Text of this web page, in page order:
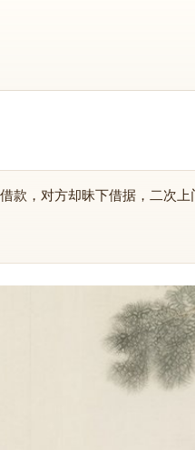
，对方却昧下借据，二次上